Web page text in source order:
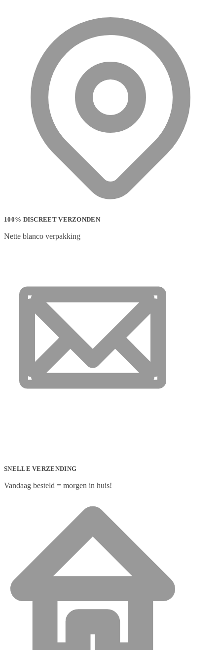
100% DISCREET VERZONDEN
Nette blanco verpakking
SNELLE VERZENDING
Vandaag besteld = morgen in huis!